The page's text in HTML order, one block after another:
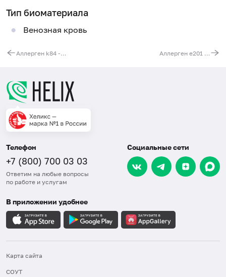
Тип биоматериала
Венозная кровь
Аллерген k84 - масло подсолнечное, IgE Аллерген e201 - перо канарейки, IgE
Телефон
+7 (800) 700 03 03
Ответим на любые вопросы
по работе и услугам
Социальные сети
В приложении удобнее
Карта сайта
СОУТ